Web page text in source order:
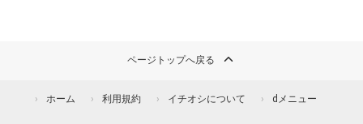
ページトップへ戻る
ホーム 利用規約 イチオシについて dメニュー